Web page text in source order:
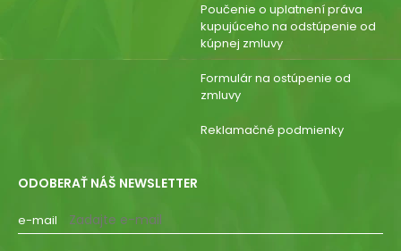
Poučenie o uplatnení práva
kupujúceho na odstúpenie od
kúpnej zmluvy
Formulár na ostúpenie od
zmluvy
Reklamačné podmienky
ODOBERAŤ NÁŠ NEWSLETTER
e-mail